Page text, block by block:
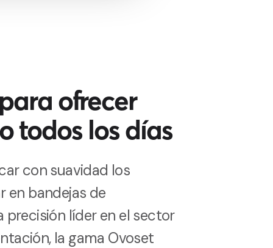
ofrecer
todos los días
con suavidad los
en bandejas de
precisión líder en el sector
la gama Ovoset